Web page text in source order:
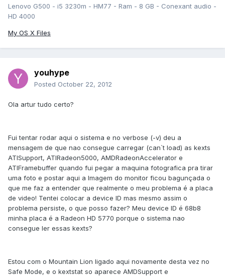
Lenovo G500 - i5 3230m - HM77 - Ram - 8 GB - Conexant audio -
HD 4000
My OS X Files
youhype
Posted October 22, 2012
Ola artur tudo certo?
Fui tentar rodar aqui o sistema e no verbose (-v) deu a
mensagem de que nao consegue carregar (can`t load) as kexts
ATISupport, ATIRadeon5000, AMDRadeonAccelerator e
ATIFramebuffer quando fui pegar a maquina fotografica pra tirar
uma foto e postar aqui a Imagem do monitor ficou bagunçada o
que me faz a entender que realmente o meu problema é a placa
de video! Tentei colocar a device ID mas mesmo assim o
problema persiste, o que posso fazer? Meu device ID é 68b8
minha placa é a Radeon HD 5770 porque o sistema nao
consegue ler essas kexts?
Estou com o Mountain Lion ligado aqui novamente desta vez no
Safe Mode, e o kextstat so aparece AMDSupport e